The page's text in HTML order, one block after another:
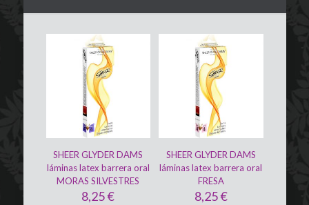
SHEER GLYDER DAMS
láminas latex barrera oral
MORAS SILVESTRES
8,25€
SHEER GLYDER DAMS
láminas latex barrera oral
FRESA
8,25€